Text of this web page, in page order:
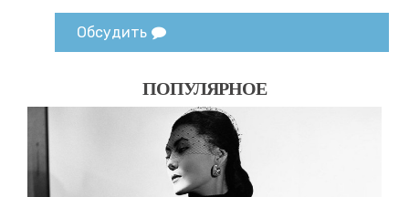
Обсудить
ПОПУЛЯРНОЕ